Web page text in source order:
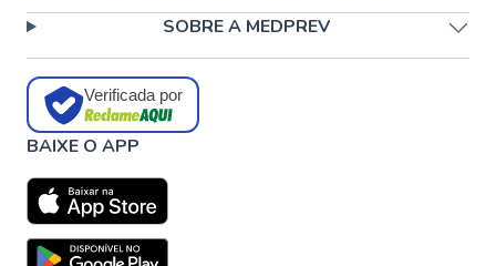
SOBRE A MEDPREV
Verificada por
BAIXE O APP